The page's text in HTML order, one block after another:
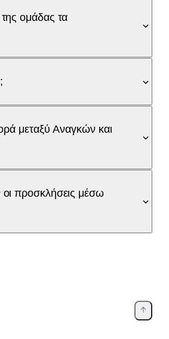
ομάδας τα
μεταξύ Αναγκών και
προσκλήσεις μέσω